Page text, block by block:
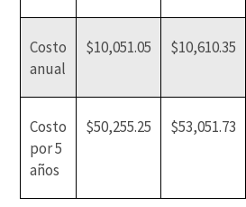
Costo
anual
$10,051.05 $10,610.35
Costo
por 5
años
$50,255.25 $53,051.73